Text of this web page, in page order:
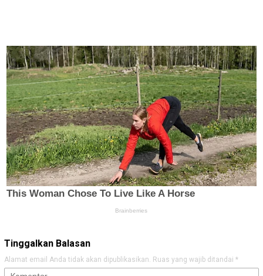
Tinggalkan Balasan
Alamat email Anda tidak akan dipublikasikan. Ruas yang wajib ditandai *